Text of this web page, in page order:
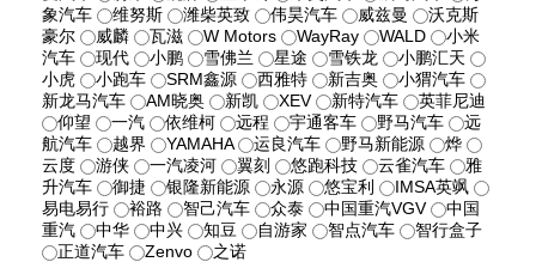
象汽车
维努斯 潍柴英致 伟昊汽车 威兹曼
沃克斯
豪尔
威麟 瓦滋 W Motors WayRay WALD
小米
汽车
现代 小鹏 雪佛兰 星途 雪铁龙
小鹏汇天
小虎
小跑车 SRM鑫源 西雅特 新吉奥
小猬汽车
新龙马汽车
AM晓奥 新凯 XEV 新特汽车
英菲尼迪
仰望
一汽 依维柯 远程 宇通客车 野马汽车
远
航汽车
越界 YAMAHA 运良汽车 野马新能源
烨
云度
游侠 一汽凌河 翼刻 悠跑科技 云雀汽车
雅
升汽车
御捷 银隆新能源 永源 悠宝利
IMSA英飒
易电易行
裕路 智己汽车 众泰 中国重汽VGV
中国
重汽
中华 中兴 知豆 自游家 智点汽车
智行盒子
正道汽车
Zenvo 之诺